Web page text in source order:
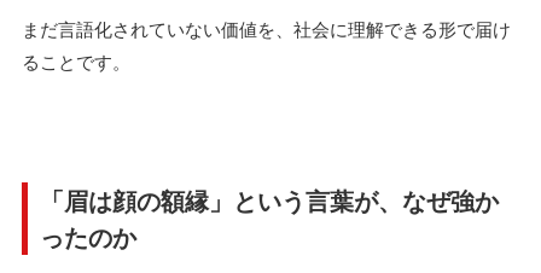
まだ言語化されていない価値を、社会に理解できる形で届け
ることです。
「眉は顔の額縁」という言葉が、なぜ強か
ったのか